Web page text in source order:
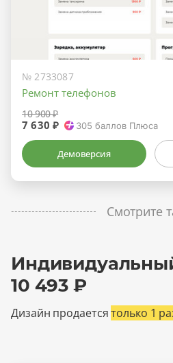
№ 2733087
Ремонт телефонов
10 900 ₽
7 630 ₽ 305 баллов Плюса
Демоверсия
Смотрите
10 493 ₽
Дизайн продаетсятолько 1